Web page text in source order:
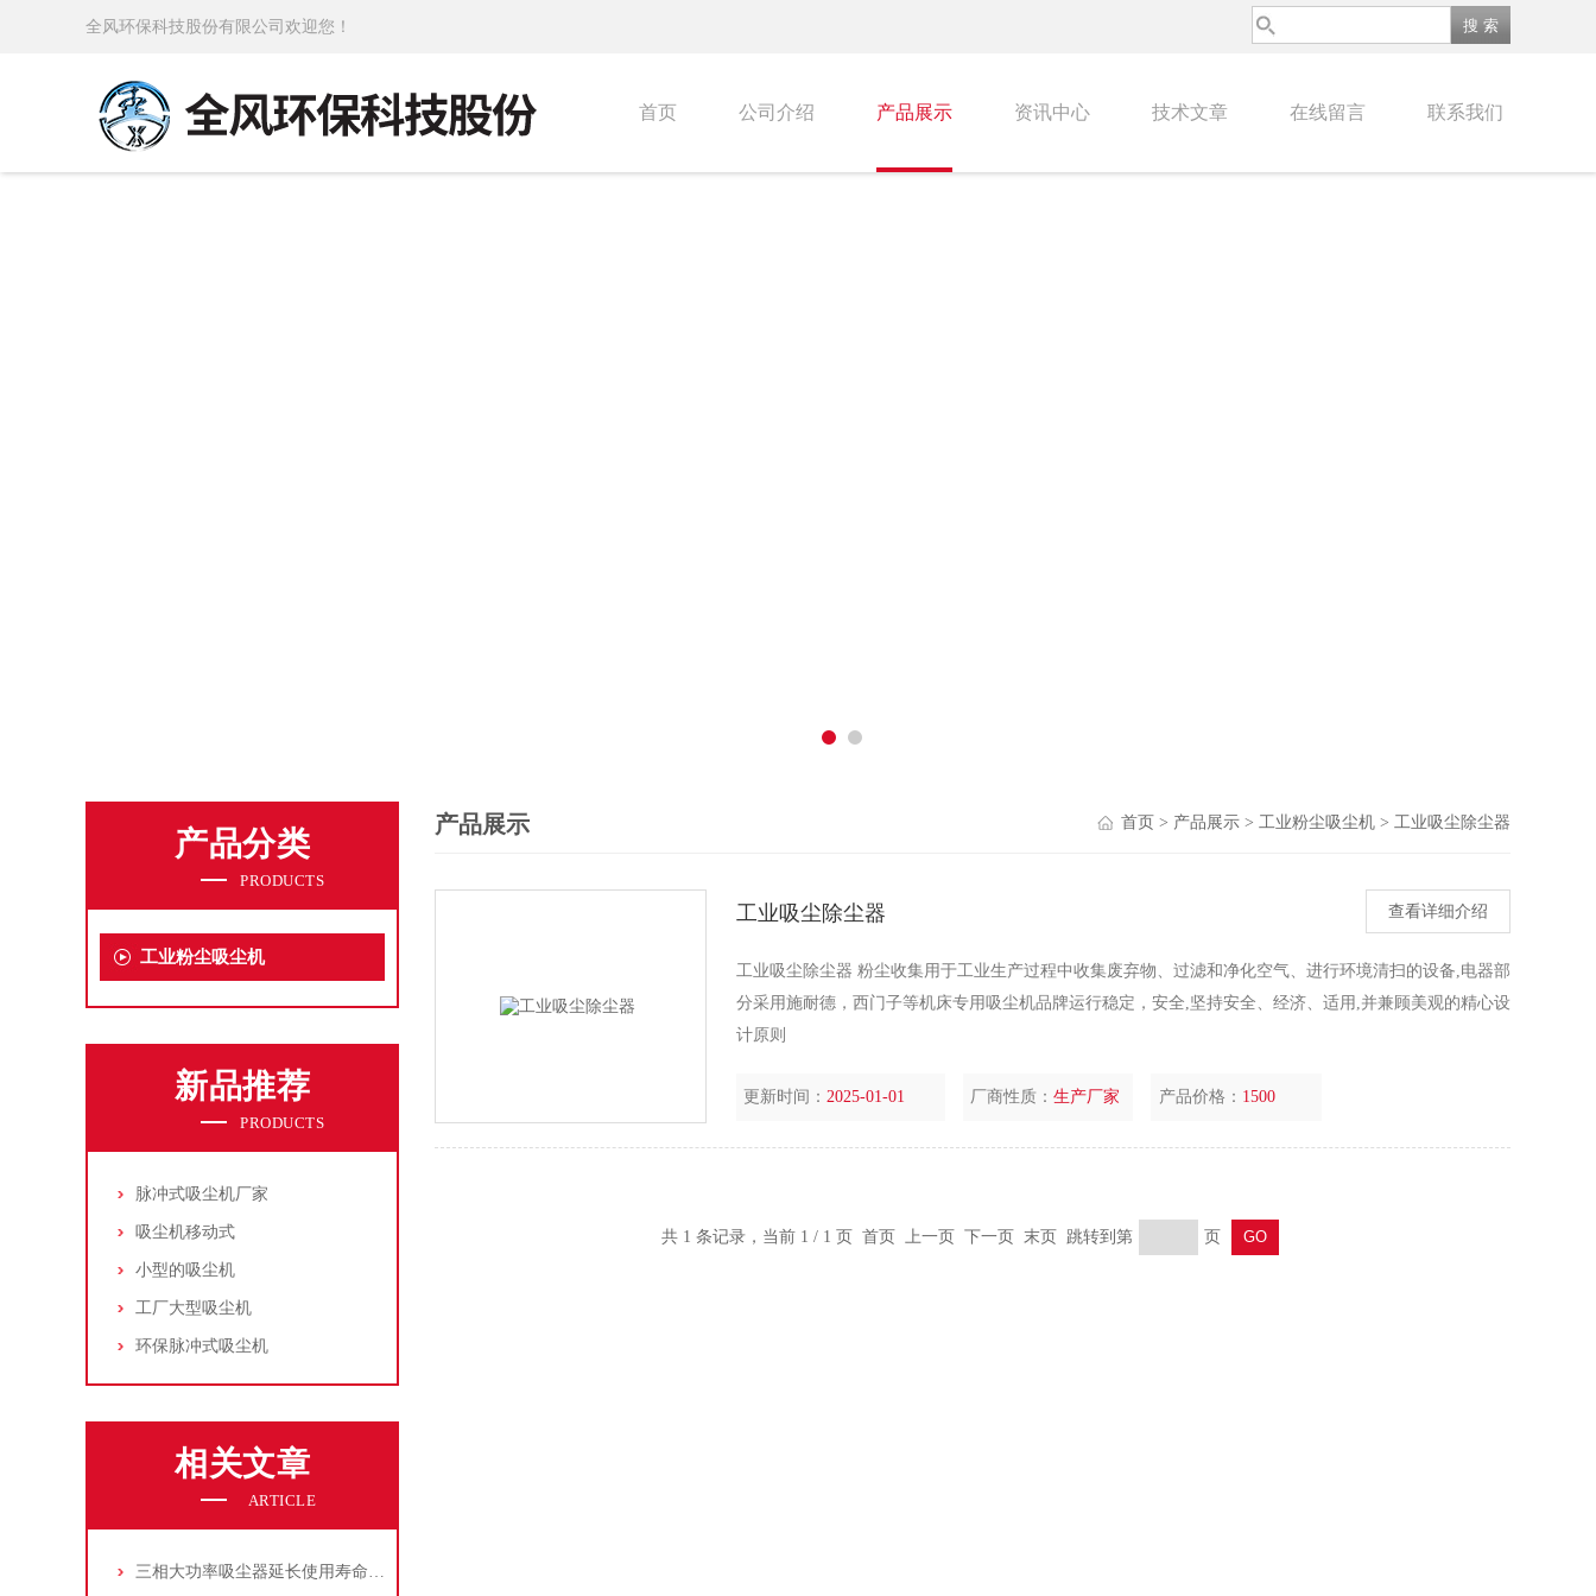
全风环保科技股份有限公司欢迎您！
首页 公司介绍 产品展示 资讯中心 技术文章 在线留言 联系我们
产品分类
PRODUCTS
工业粉尘吸尘机
新品推荐
PRODUCTS
脉冲式吸尘机厂家
吸尘机移动式
小型的吸尘机
工厂大型吸尘机
环保脉冲式吸尘机
相关文章
ARTICLE
三相大功率吸尘器延长使用寿命的建议
产品展示 首页 > 产品展示 > 工业粉尘吸尘机 > 工业吸尘除尘器
工业吸尘除尘器 查看详细介绍
工业吸尘除尘器 粉尘收集用于工业生产过程中收集废弃物、过滤和净化空气、进行环境清扫的设备,电器部
分采用施耐德，西门子等机床专用吸尘机品牌运行稳定，安全,坚持安全、经济、适用,并兼顾美观的精心设
计原则
更新时间：2025-01-01 厂商性质：生产厂家 产品价格： 1500
共 1 条记录，当前 1 / 1 页 首页 上一页 下一页 末页 跳转到第 页